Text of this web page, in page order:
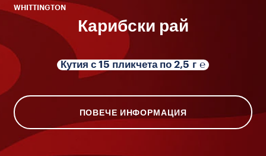
WHITTINGTON
Карибски рай
Кутия с 15 пликчета по 2,5 г ℮
ПОВЕЧЕ ИНФОРМАЦИЯ